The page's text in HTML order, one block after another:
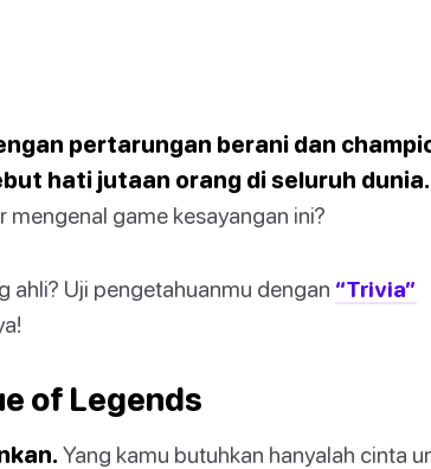
pertarungan berani dan
hati jutaan orang di seluruh dunia.
game kesayangan ini?
ahli? Uji pengetahuanmu dengan “Trivia”
of Legends
Yang kamu butuhkan hanyalah cinta